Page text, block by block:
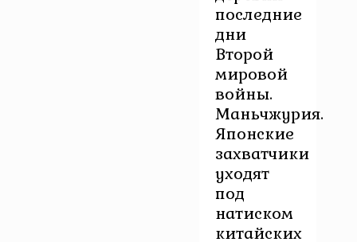
последние
дни
Второй
мировой
войны.
Маньчжурия.
Японские
захватчики
уходят
под
натиском
китайских